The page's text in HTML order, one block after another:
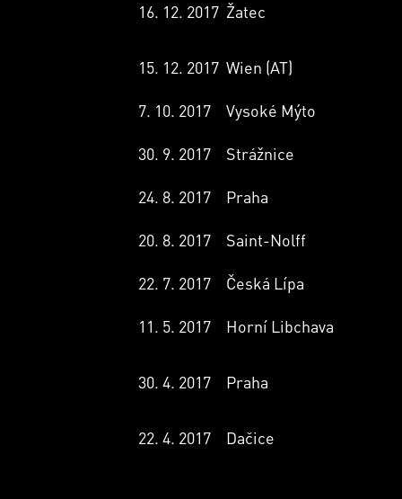
16. 12. 2017 Žatec
15. 12. 2017 Wien (AT)
7. 10. 2017 Vysoké Mýto
30. 9. 2017 Strážnice
24. 8. 2017 Praha
20. 8. 2017 Saint-Nolff
22. 7. 2017 Česká Lípa
11. 5. 2017 Horní Libchava
30. 4. 2017 Praha
22. 4. 2017 Dačice